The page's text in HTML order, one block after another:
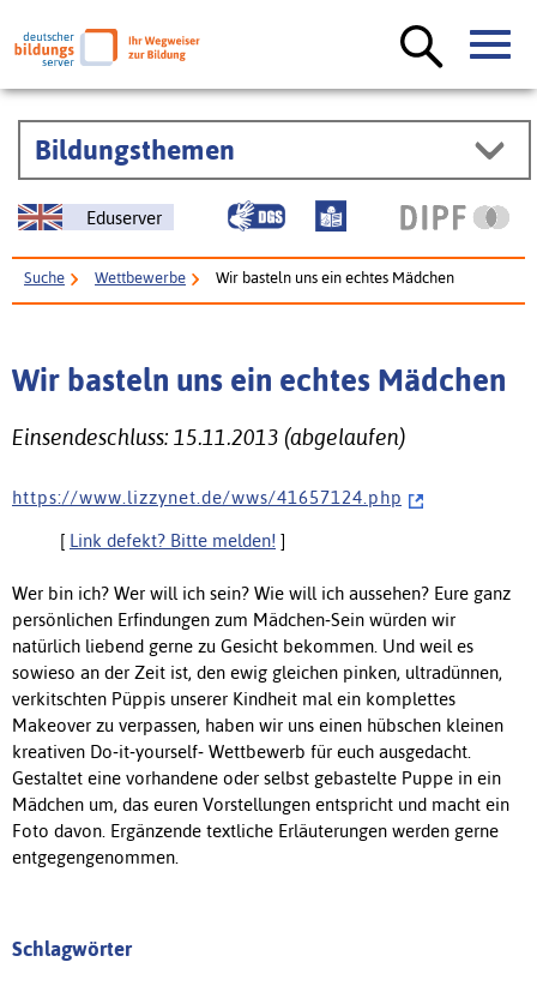
Bildungsthemen
Eduserver
Suche Wettbewerbe Wir basteln uns ein echtes Mädchen
Wir basteln uns ein echtes Mädchen
Einsendeschluss: 15.11.2013 (abgelaufen)
h t t p s : / / w w w . l i z z y n e t . d e / w w s / 4 1 6 5 7 1 2 4 . p h p
[ Link defekt? Bitte melden! ]
Wer bin ich? Wer will ich sein? Wie will ich aussehen? Eure ganz
persönlichen Erfindungen zum Mädchen‐Sein würden wir
natürlich liebend gerne zu Gesicht bekommen. Und weil es
sowieso an der Zeit ist, den ewig gleichen pinken, ultradünnen,
verkitschten Püppis unserer Kindheit mal ein komplettes
Makeover zu verpassen, haben wir uns einen hübschen kleinen
kreativen Do‐it‐yourself‐ Wettbewerb für euch ausgedacht.
Gestaltet eine vorhandene oder selbst gebastelte Puppe in ein
Mädchen um, das euren Vorstellungen entspricht und macht ein
Foto davon. Ergänzende textliche Erläuterungen werden gerne
entgegengenommen.
Schlagwörter